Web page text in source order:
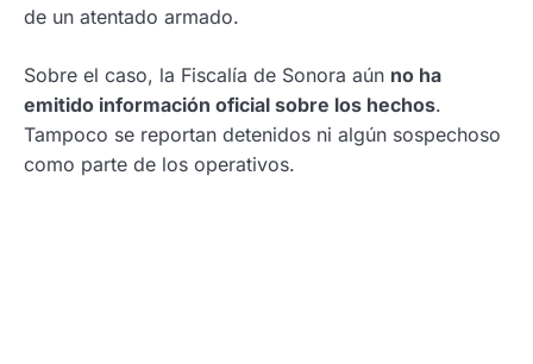
de un atentado armado.
Sobre el caso, la Fiscalía de Sonora aún no ha
emitido información oficial sobre los hechos.
Tampoco se reportan detenidos ni algún sospechoso
como parte de los operativos.